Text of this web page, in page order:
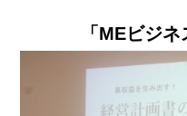
「MEビジ